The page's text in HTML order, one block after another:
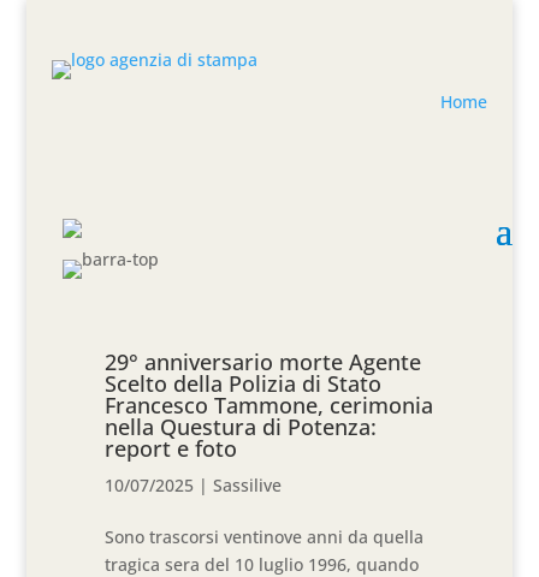
Home
29° anniversario morte Agente
Scelto della Polizia di Stato
Francesco Tammone, cerimonia
nella Questura di Potenza:
report e foto
10/07/2025 |Sassilive
Sono trascorsi ventinove anni da quella
tragica sera del 10 luglio 1996, quando